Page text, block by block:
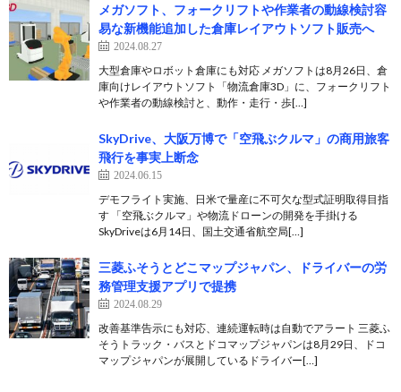
メガソフト、フォークリフトや作業者の動線検討容
易な新機能追加した倉庫レイアウトソフト販売へ
2024.08.27
大型倉庫やロボット倉庫にも対応 メガソフトは8月26日、倉
庫向けレイアウトソフト「物流倉庫3D」に、フォークリフト
や作業者の動線検討と、動作・走行・歩[…]
SkyDrive、大阪万博で「空飛ぶクルマ」の商用旅客
飛行を事実上断念
2024.06.15
デモフライト実施、日米で量産に不可欠な型式証明取得目指
す 「空飛ぶクルマ」や物流ドローンの開発を手掛ける
SkyDriveは6月14日、国土交通省航空局[…]
三菱ふそうとどこマップジャパン、ドライバーの労
務管理支援アプリで提携
2024.08.29
改善基準告示にも対応、連続運転時は自動でアラート 三菱ふ
そうトラック・バスとドコマップジャパンは8月29日、ドコ
マップジャパンが展開しているドライバー[…]